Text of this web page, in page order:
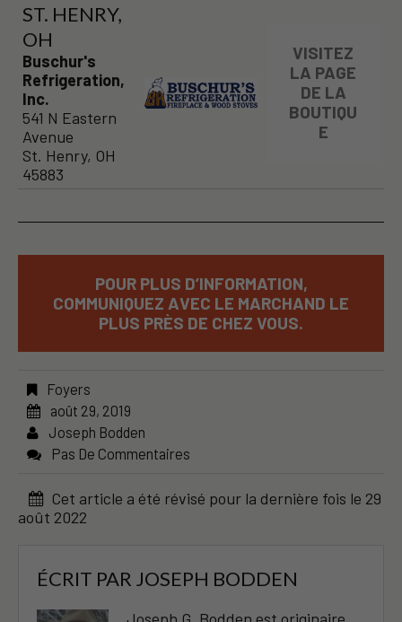
ST. HENRY,
OH
Buschur's
Refrigeration,
Inc.
541 N Eastern
Avenue
St. Henry, OH
45883
VISITEZ
LA PAGE
DE LA
BOUTIQU
E
POUR PLUS D’INFORMATION,
COMMUNIQUEZ AVEC LE MARCHAND LE
PLUS PRÈS DE CHEZ VOUS.
Foyers
août 29, 2019
Joseph Bodden
Pas De Commentaires
Cet article a été révisé pour la dernière fois le 29
août 2022
ÉCRIT PAR JOSEPH BODDEN